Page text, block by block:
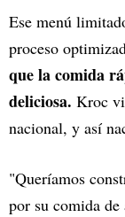
Ese menú
proceso
que la comida
deliciosa. Kroc
nacional, y así
"Queríamos
por su comida